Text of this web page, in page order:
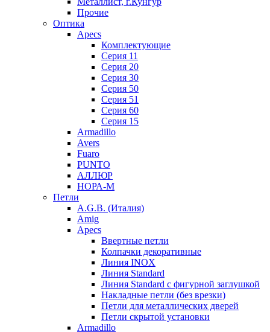
Прочие
Оптика
Apecs
Комплектующие
Серия 11
Серия 20
Серия 30
Серия 50
Серия 51
Серия 60
Серия 15
Armadillo
Avers
Fuaro
PUNTO
АЛЛЮР
НОРА-М
Петли
A.G.B. (Италия)
Amig
Apecs
Ввертные петли
Колпачки декоративные
Линия INOX
Линия Standard
Линия Standard с фигурной заглушкой
Накладные петли (без врезки)
Петли для металлических дверей
Петли скрытой установки
Armadillo